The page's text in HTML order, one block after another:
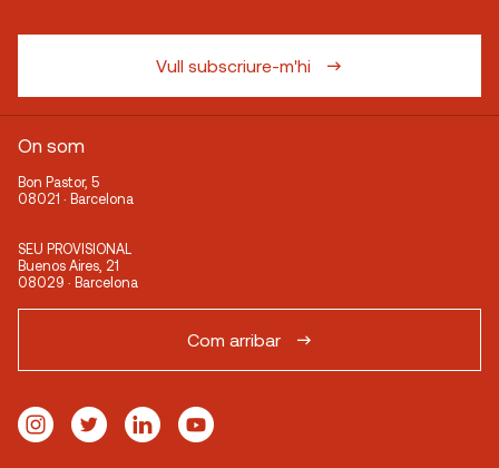
Vull subscriure-m'hi
On som
Bon Pastor, 5
08021 · Barcelona
SEU PROVISIONAL
Buenos Aires, 21
08029 · Barcelona
Com arribar